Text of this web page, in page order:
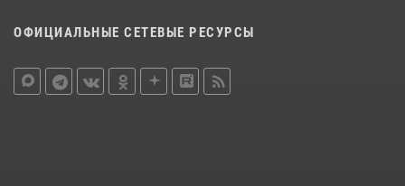
ОФИЦИАЛЬНЫЕ СЕТЕВЫЕ РЕСУРСЫ